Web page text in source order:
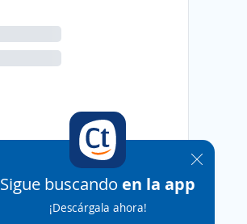
Sigue buscando en la app
¡Descárgala ahora!